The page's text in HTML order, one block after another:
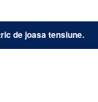
de joasa tensiune.